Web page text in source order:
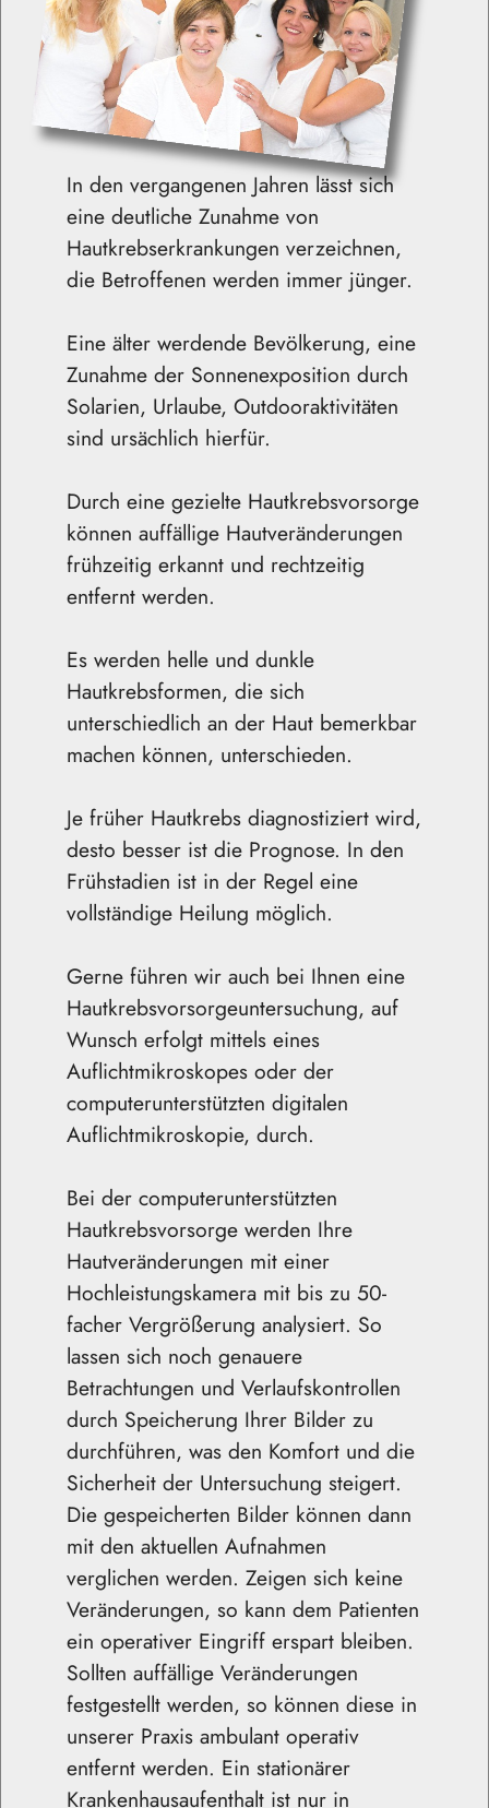
In den vergangenen Jahren lässt sich
eine deutliche Zunahme von
Hautkrebserkrankungen verzeichnen,
die Betroffenen werden immer jünger.
Eine älter werdende Bevölkerung, eine
Zunahme der Sonnenexposition durch
Solarien, Urlaube, Outdooraktivitäten
sind ursächlich hierfür.
Durch eine gezielte Hautkrebsvorsorge
können auffällige Hautveränderungen
frühzeitig erkannt und rechtzeitig
entfernt werden.
Es werden helle und dunkle
Hautkrebsformen, die sich
unterschiedlich an der Haut bemerkbar
machen können, unterschieden.
Je früher Hautkrebs diagnostiziert wird,
desto besser ist die Prognose. In den
Frühstadien ist in der Regel eine
vollständige Heilung möglich.
Gerne führen wir auch bei Ihnen eine
Hautkrebsvorsorgeuntersuchung, auf
Wunsch erfolgt mittels eines
Auflichtmikroskopes oder der
computerunterstützten digitalen
Auflichtmikroskopie, durch.
Bei der computerunterstützten
Hautkrebsvorsorge werden Ihre
Hautveränderungen mit einer
Hochleistungskamera mit bis zu 50-
facher Vergrößerung analysiert. So
lassen sich noch genauere
Betrachtungen und Verlaufskontrollen
durch Speicherung Ihrer Bilder zu
durchführen, was den Komfort und die
Sicherheit der Untersuchung steigert.
Die gespeicherten Bilder können dann
mit den aktuellen Aufnahmen
verglichen werden. Zeigen sich keine
Veränderungen, so kann dem Patienten
ein operativer Eingriff erspart bleiben.
Sollten auffällige Veränderungen
festgestellt werden, so können diese in
unserer Praxis ambulant operativ
entfernt werden. Ein stationärer
Krankenhausaufenthalt ist nur in